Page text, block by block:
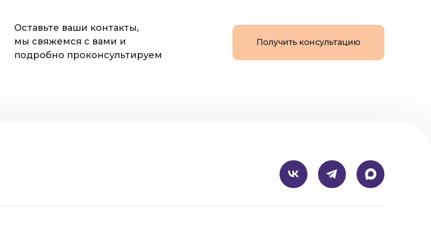
Оставьте ваши контакты,
мы свяжемся с вами и
подробно проконсультируем
Получить консультацию